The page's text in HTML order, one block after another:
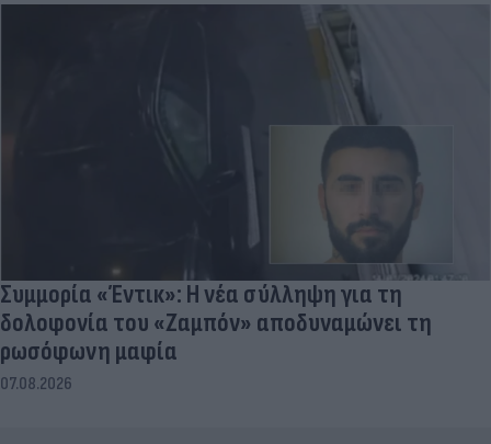
Συμμορία «Έντικ»: Η νέα σύλληψη για τη
δολοφονία του «Ζαμπόν» αποδυναμώνει τη
ρωσόφωνη μαφία
07.08.2026